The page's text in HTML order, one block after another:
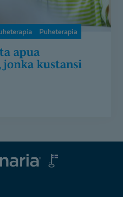
Puheterapia
jonka kustansi
Coronaria